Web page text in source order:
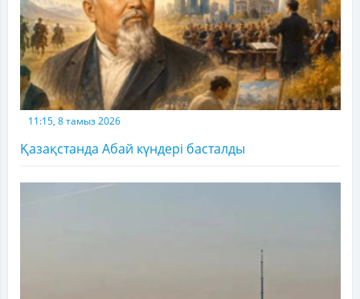
11:15, 8 тамыз 2026
Қазақстанда Абай күндері басталды